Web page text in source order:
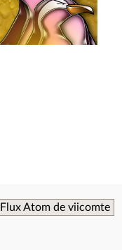
Flux Atom de viicomte